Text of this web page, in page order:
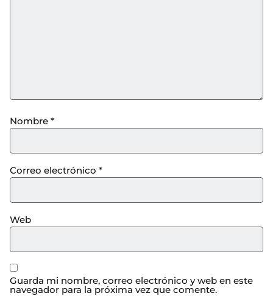
Nombre *
Correo electrónico *
Web
Guarda mi nombre, correo electrónico y web en este
navegador para la próxima vez que comente.